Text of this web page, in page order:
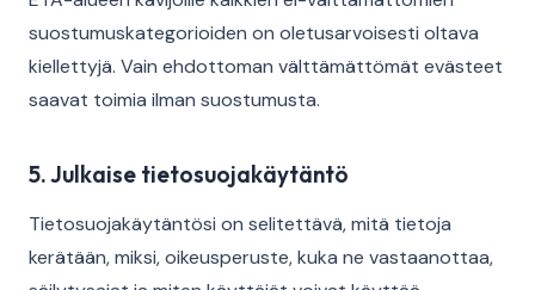
suostumuskategorioiden on oletusarvoisesti oltava
kiellettyjä. Vain ehdottoman välttämättömät evästeet
saavat toimia ilman suostumusta.
5. Julkaise tietosuojakäytäntö
Tietosuojakäytäntösi on selitettävä, mitä tietoja
kerätään, miksi, oikeusperuste, kuka ne vastaanottaa,